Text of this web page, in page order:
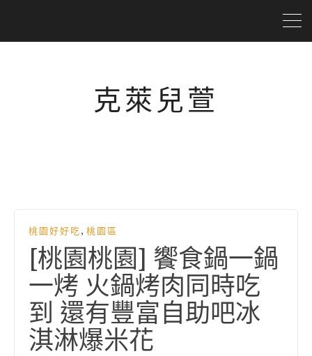
克萊兒萱
桃園好好吃 , 桃園區
[桃園桃園] 饗食鍋一鍋
一烤 火鍋烤肉同時吃
到 還有豐富自助吧冰
淇淋爆米花